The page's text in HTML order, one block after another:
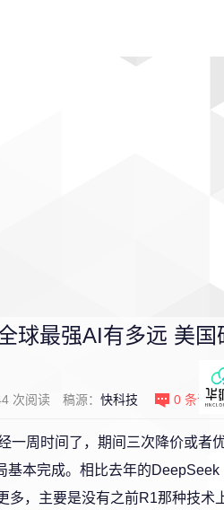
球最强AI有多远 美
次阅读 稿源： 快科技 0 条评论
一周时间了，期间三次降价或者
基本完成。相比去年的
多，主要是没有之前R1那种技术